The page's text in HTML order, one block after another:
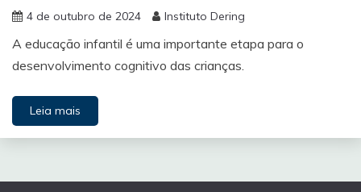
4 de outubro de 2024 Instituto Dering
A educação infantil é uma importante etapa para o
desenvolvimento cognitivo das crianças.
Leia mais